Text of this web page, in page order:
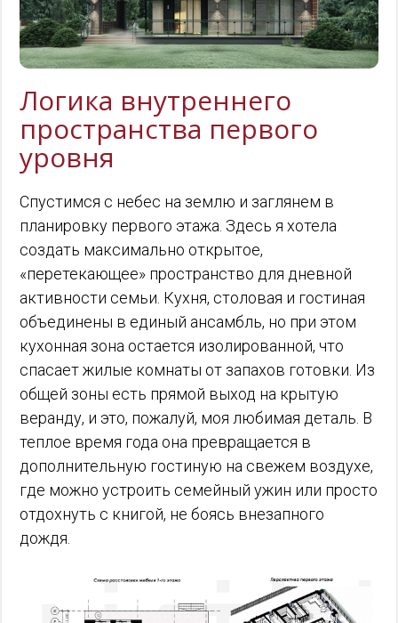
Логика внутреннего
пространства первого
уровня
Спустимся с небес на землю и заглянем в
планировку первого этажа. Здесь я хотела
создать максимально открытое,
«перетекающее» пространство для дневной
активности семьи. Кухня, столовая и гостиная
объединены в единый ансамбль, но при этом
кухонная зона остается изолированной, что
спасает жилые комнаты от запахов готовки. Из
общей зоны есть прямой выход на крытую
веранду, и это, пожалуй, моя любимая деталь. В
теплое время года она превращается в
дополнительную гостиную на свежем воздухе,
где можно устроить семейный ужин или просто
отдохнуть с книгой, не боясь внезапного
дождя.